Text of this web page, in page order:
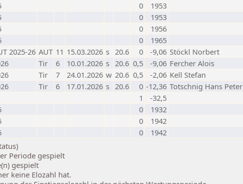
0
1953
0
1953
0
1956
0
1965
2025-26 AUT 11 15.03.2026 s 20.6 0 -9,06 Stöckl Norbert
Tir 6 10.01.2026 s 20.6 0,5 -9,06 Fercher Alois
Tir 7 24.01.2026 w 20.6 0,5 -2,06 Kell Stefan
Tir 6 17.01.2026 s 20.6 0 -12,36 Totschnig Hans Peter
1
-32,5
0
1932
0
1942
0
1942
Periode gespielt
gespielt
keine Elozahl hat.